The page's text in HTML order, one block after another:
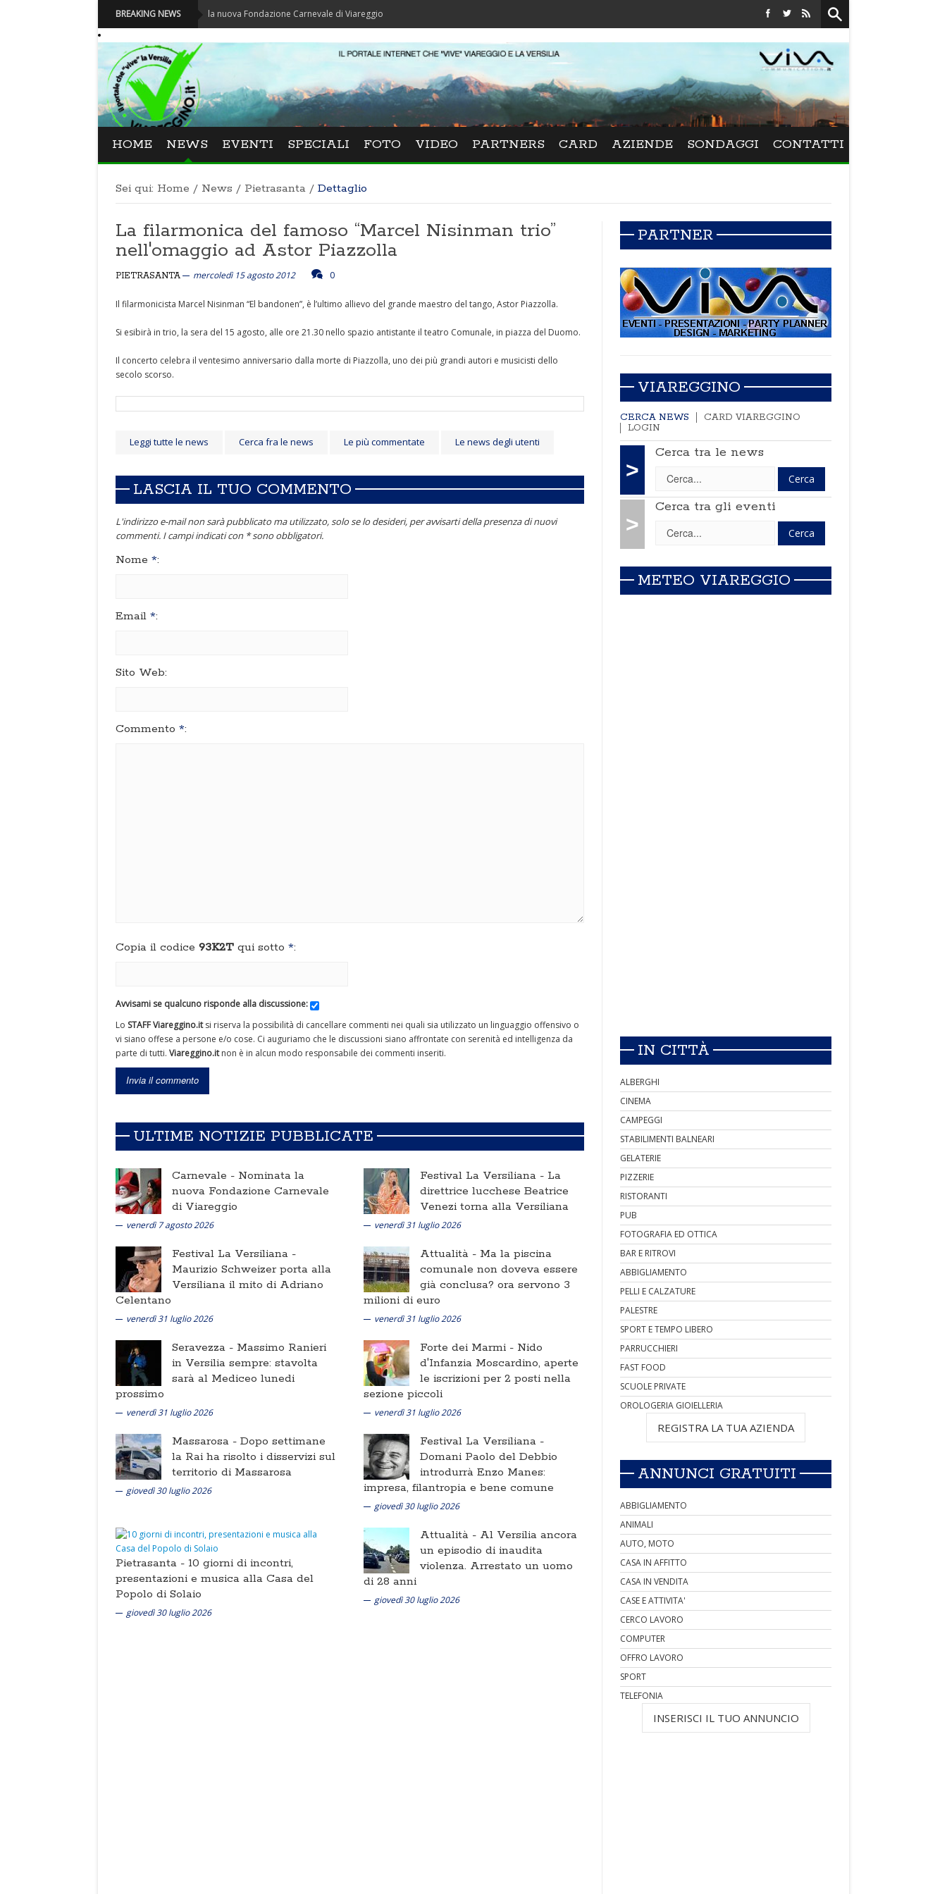
BREAKING NEWS
Carnevale - Nominata la nuova Fondazione Carnevale di Viareggio Festival La Versiliana - La direttrice lucchese Beatrice
HOME NEWS EVENTI SPECIALI FOTO VIDEO PARTNERS CARD AZIENDE SONDAGGI CONTATTI
Sei qui: Home / News / Pietrasanta / Dettaglio
La filarmonica del famoso “Marcel Nisinman trio”
nell'omaggio ad Astor Piazzolla
PIETRASANTA mercoledì 15 agosto 2012 0
Il filarmonicista Marcel Nisinman “El bandonen”, è l’ultimo allievo del grande maestro del tango, Astor Piazzolla.
Si esibirà in trio, la sera del 15 agosto, alle ore 21.30 nello spazio antistante il teatro Comunale, in piazza del Duomo.
Il concerto celebra il ventesimo anniversario dalla morte di Piazzolla, uno dei più grandi autori e musicisti dello
secolo scorso.
Leggi tutte le news Cerca fra le news Le più commentate Le news degli utenti
LASCIA IL TUO COMMENTO
L'indirizzo e-mail non sarà pubblicato ma utilizzato, solo se lo desideri, per avvisarti della presenza di nuovi
commenti. I campi indicati con * sono obbligatori.
Nome *:
Email *:
Sito Web:
Commento *:
Copia il codice 93K2T qui sotto *:
Avvisami se qualcuno risponde alla discussione:
Lo STAFF Viareggino.itsi riserva la possibilità di cancellare commenti nei quali sia utilizzato un linguaggio offensivo o
vi siano offese a persone e/o cose. Ci auguriamo che le discussioni siano affrontate con serenità ed intelligenza da
parte di tutti. Viareggino.itnon è in alcun modo responsabile dei commenti inseriti.
ULTIME NOTIZIE PUBBLICATE
Carnevale - Nominata la
nuova Fondazione Carnevale
di Viareggio
venerdì 7 agosto 2026
Festival La Versiliana - La
direttrice lucchese Beatrice
Venezi torna alla Versiliana
venerdì 31 luglio 2026
Festival La Versiliana -
Maurizio Schweizer porta alla
Versiliana il mito di Adriano
Celentano
venerdì 31 luglio 2026
Attualità - Ma la piscina
comunale non doveva essere
già conclusa? ora servono 3
milioni di euro
venerdì 31 luglio 2026
Seravezza - Massimo Ranieri
in Versilia sempre: stavolta
sarà al Mediceo lunedi
prossimo
venerdì 31 luglio 2026
Forte dei Marmi - Nido
d'Infanzia Moscardino, aperte
le iscrizioni per 2 posti nella
sezione piccoli
venerdì 31 luglio 2026
Massarosa - Dopo settimane
la Rai ha risolto i disservizi sul
territorio di Massarosa
giovedì 30 luglio 2026
Festival La Versiliana -
Domani Paolo del Debbio
introdurrà Enzo Manes:
impresa, filantropia e bene comune
giovedì 30 luglio 2026
Pietrasanta - 10 giorni di incontri,
presentazioni e musica alla Casa del
Popolo di Solaio
giovedì 30 luglio 2026
Attualità - Al Versilia ancora
un episodio di inaudita
violenza. Arrestato un uomo
di 28 anni
giovedì 30 luglio 2026
PARTNER
VIAREGGINO
CERCA NEWS
CARD VIAREGGINO
LOGIN
>
Cerca tra le news
>
Cerca tra gli eventi
METEO VIAREGGIO
IN CITTÀ
ALBERGHI
CINEMA
CAMPEGGI
STABILIMENTI BALNEARI
GELATERIE
PIZZERIE
RISTORANTI
PUB
FOTOGRAFIA ED OTTICA
BAR E RITROVI
ABBIGLIAMENTO
PELLI E CALZATURE
PALESTRE
SPORT E TEMPO LIBERO
PARRUCCHIERI
FAST FOOD
SCUOLE PRIVATE
OROLOGERIA GIOIELLERIA
REGISTRA LA TUA AZIENDA
ANNUNCI GRATUITI
ABBIGLIAMENTO
ANIMALI
AUTO, MOTO
CASA IN AFFITTO
CASA IN VENDITA
CASE E ATTIVITA'
CERCO LAVORO
COMPUTER
OFFRO LAVORO
SPORT
TELEFONIA
INSERISCI IL TUO ANNUNCIO